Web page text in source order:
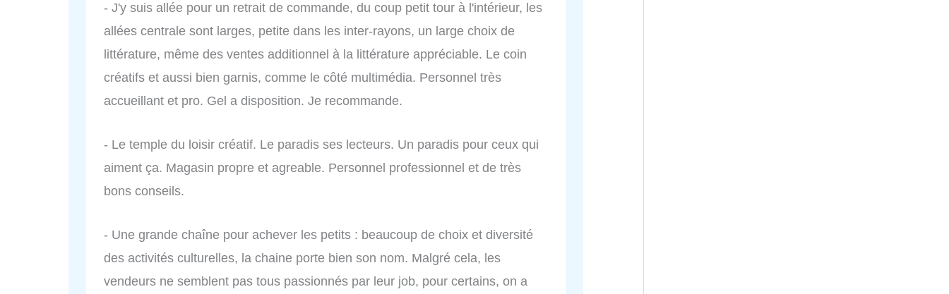
- J'y suis allée pour un retrait de commande, du coup petit tour à l'intérieur, les
allées centrale sont larges, petite dans les inter-rayons, un large choix de
littérature, même des ventes additionnel à la littérature appréciable. Le coin
créatifs et aussi bien garnis, comme le côté multimédia. Personnel très
accueillant et pro. Gel a disposition. Je recommande.
- Le temple du loisir créatif. Le paradis ses lecteurs. Un paradis pour ceux qui
aiment ça. Magasin propre et agreable. Personnel professionnel et de très
bons conseils.
- Une grande chaîne pour achever les petits : beaucoup de choix et diversité
des activités culturelles, la chaine porte bien son nom. Malgré cela, les
vendeurs ne semblent pas tous passionnés par leur job, pour certains, on a